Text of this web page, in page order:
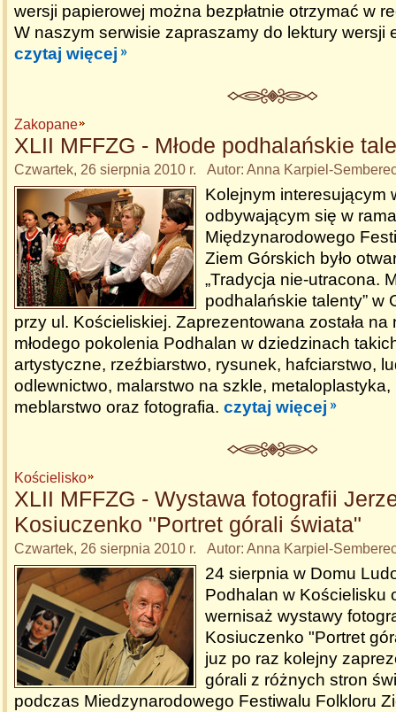
wersji papierowej można bezpłatnie otrzymać w
W naszym serwisie zapraszamy do lektury wersji
czytaj więcej
Zakopane
XLII MFFZG - Młode podhalańskie
Czwartek, 26 sierpnia 2010 r. Autor: Anna Karpiel-
Kolejnym interesującym
odbywającym się w
Międzynarodowego
Ziem Górskich było
„Tradycja nie-utracona.
podhalańskie talenty” w
przy ul. Kościeliskiej. Zaprezentowana została na
młodego pokolenia Podhalan w dziedzinach
artystyczne, rzeźbiarstwo, rysunek, hafciarstwo,
odlewnictwo, malarstwo na szkle, metaloplastyka,
meblarstwo oraz fotografia. czytaj więcej
Kościelisko
XLII MFFZG - Wystawa fotografii
Kosiuczenko "Portret górali świata"
Czwartek, 26 sierpnia 2010 r. Autor: Anna Karpiel-
24 sierpnia w Domu
Podhalan w Kościelisku
wernisaż wystawy
Kosiuczenko "Portret
juz po raz kolejny
górali z różnych stron
podczas Miedzynarodowego Festiwalu Folkloru